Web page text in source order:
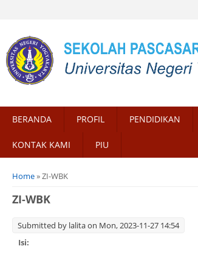
BERANDA PROFIL PENDIDIKAN
KONTAK KAMI PIU
You are here
Home» ZI-WBK
ZI-WBK
Submitted by lalitaon Mon, 2023-11-27 14:54
Isi: